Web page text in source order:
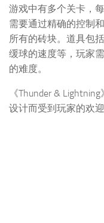
游戏中有多个关卡，
需要通过精确的控制
所有的砖块。道具包
缓球的速度等，玩家
的难度。
《Thunder &
设计而受到玩家的欢